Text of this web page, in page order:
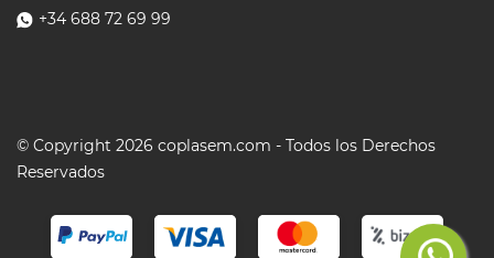
+34 688 72 69 99
© Copyright 2026 coplasem.com - Todos los Derechos
Reservados